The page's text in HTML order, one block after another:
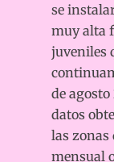
se
muy alta
juveniles
de agosto
datos
las zonas
mensual